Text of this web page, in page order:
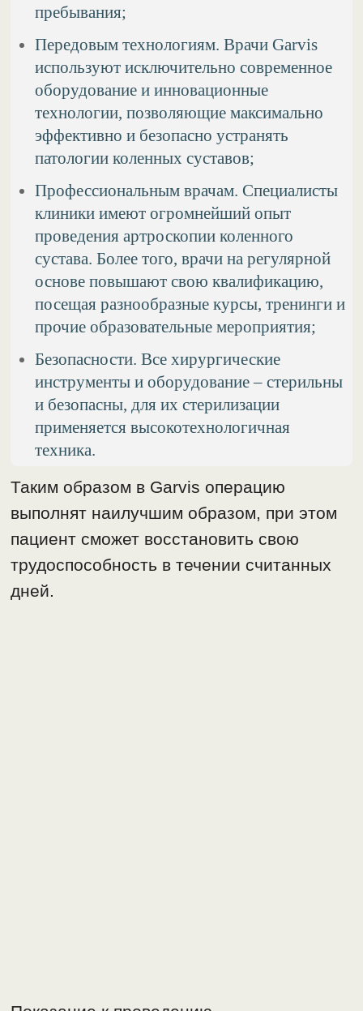
пребывания;
Передовым технологиям. Врачи Garvis
используют исключительно современное
оборудование и инновационные
технологии, позволяющие максимально
эффективно и безопасно устранять
патологии коленных суставов;
Профессиональным врачам. Специалисты
клиники имеют огромнейший опыт
проведения артроскопии коленного
сустава. Более того, врачи на регулярной
основе повышают свою квалификацию,
посещая разнообразные курсы, тренинги и
прочие образовательные мероприятия;
Безопасности. Все хирургические
инструменты и оборудование – стерильны
и безопасны, для их стерилизации
применяется высокотехнологичная
техника.
Таким образом в Garvis операцию
выполнят наилучшим образом, при этом
пациент сможет восстановить свою
трудоспособность в течении считанных
дней.